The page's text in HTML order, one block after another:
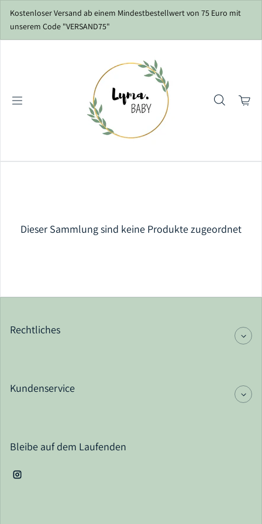
Kostenloser Versand ab einem Mindestbestellwert von 75 Euro mit
unserem Code "VERSAND75"
Dieser Sammlung sind keine Produkte zugeordnet
Rechtliches
Kundenservice
Bleibe auf dem Laufenden
Instagram